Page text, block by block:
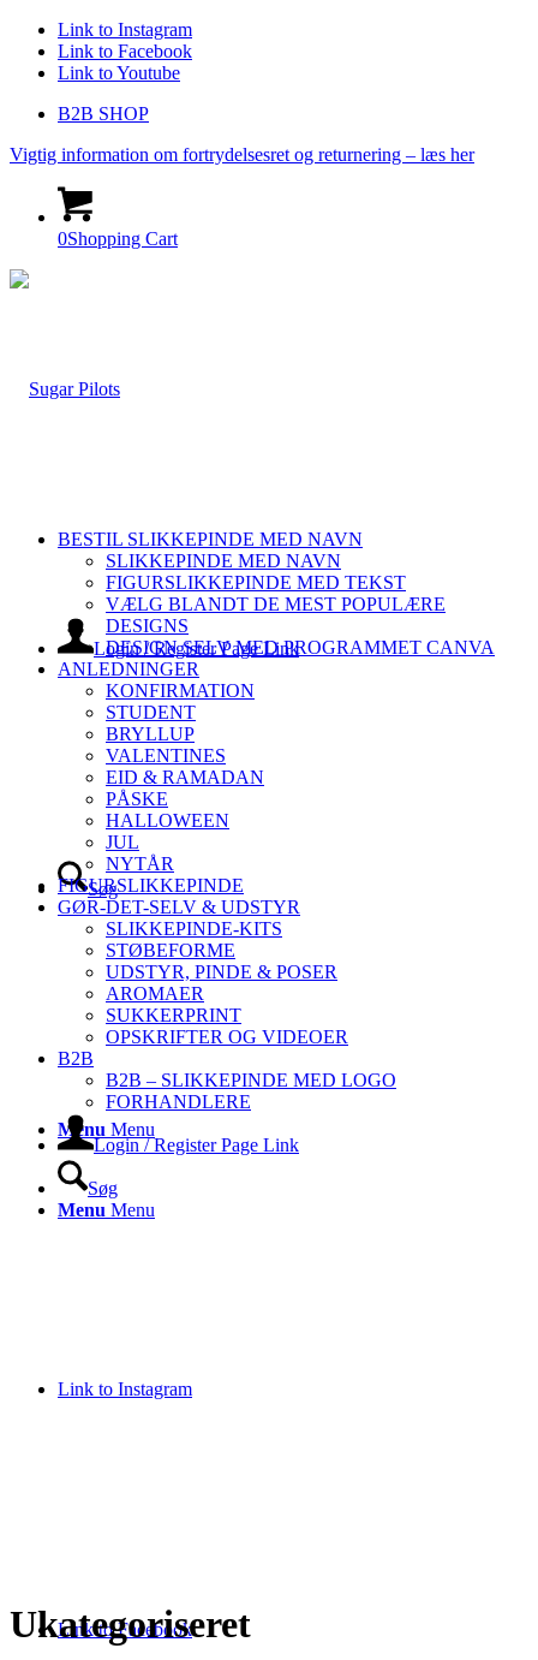
Link to Instagram
Link to Facebook
Link to Youtube
B2B SHOP
Vigtig information om fortrydelsesret og returnering – læs her
0Shopping Cart
Login / Register Page Link
Søg
Menu Menu
Link to Instagram
Link to Facebook
BESTIL SLIKKEPINDE MED NAVN
SLIKKEPINDE MED NAVN
FIGURSLIKKEPINDE MED TEKST
VÆLG BLANDT DE MEST POPULÆRE
DESIGNS
DESIGN SELV MED PROGRAMMET CANVA
ANLEDNINGER
KONFIRMATION
STUDENT
BRYLLUP
VALENTINES
EID & RAMADAN
PÅSKE
HALLOWEEN
JUL
NYTÅR
FIGURSLIKKEPINDE
GØR-DET-SELV & UDSTYR
SLIKKEPINDE-KITS
STØBEFORME
UDSTYR, PINDE & POSER
AROMAER
SUKKERPRINT
OPSKRIFTER OG VIDEOER
B2B
B2B – SLIKKEPINDE MED LOGO
FORHANDLERE
Login / Register Page Link
Søg
Menu Menu
Ukategoriseret